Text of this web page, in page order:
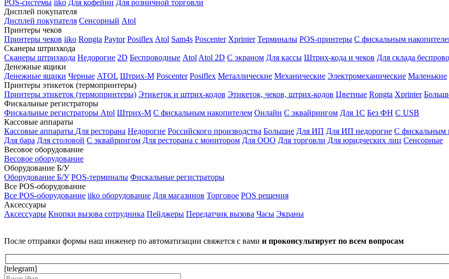
POS-системы iiko Для кофейни Для розничной торговли
Дисплей покупателя
Дисплей покупателя Сенсорный Atol
Принтеры чеков
Принтеры чеков iiko Rongta Paytor Posiflex Atol Sam4s Poscenter Xprinter Терминалы POS-принтеры С фискальным
Сканеры штрихкода
Сканеры штрихкода Недорогие 2D Беспроводные Atol Atol 2D С экраном Для кассы Штрих-кода и чеков Для склада
Денежные ящики
Денежные ящики Черные ATOL Штрих-М Poscenter Posiflex Металлические Механические Электромеханические Маленькие
Принтеры этикеток (термопринтеры)
Принтеры этикеток (термопринтеры) Этикеток и штрих-кодов Этикеток, чеков, штрих-кодов Цветные Rongta Xprinter
Фискальные регистраторы
Фискальные регистраторы Atol Штрих-М С фискальным накопителем Онлайн С эквайрингом Для 1С Без ФН С USB
Кассовые аппараты
Кассовые аппараты Для ресторана Недорогие Российского производства Большие Для ИП Для ИП недорогие С фискальным
Для бара Для столовой С эквайрингом Для ресторана с монитором Для ООО Для торговли Для юридческих лиц Сенсорные
Весовое оборудование
Весовое оборудование
Оборудование Б/У
Оборудование Б/У POS-терминалы Фискальные регистраторы
Все POS-оборудование
Все POS-оборудование iiko оборудование Для магазинов Торговое POS решения
Аксессуары
Аксессуары Кнопки вызова сотрудника Пейджеры Передатчик вызова Часы Экраны
После отправки формы наш инженер по автоматизации свяжется с вами и проконсультирует по всем вопросам
[telegram]